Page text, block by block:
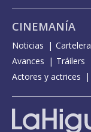
CINEMANÍA
Noticias Cartelera
Avances
Tráilers
Actores y actrices